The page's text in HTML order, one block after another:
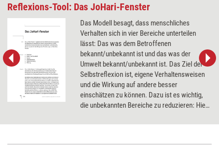
Reflexions-Tool: Das JoHari-Fenster
Das Modell besagt, dass menschliches
Verhalten sich in vier Bereiche unterteilen
lässt: Das was dem Betroffenen
bekannt/unbekannt ist und das was der
Umwelt bekannt/unbekannt ist. Das Ziel der
Selbstreflexion ist, eigene Verhaltensweisen
und die Wirkung auf andere besser
einschätzen zu können. Dazu ist es wichtig,
die unbekannten Bereiche zu reduzieren: Hier